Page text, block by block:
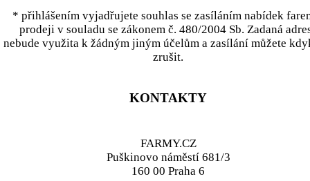
* přihlášením vyjadřujete souhlas se zasíláním nabídek
prodeji v souladu se zákonem č. 480/2004 Sb. Zadaná
nebude využita k žádným jiným účelům a zasílání můžete
zrušit.
KONTAKTY
FARMY.CZ
Puškinovo náměstí 681/3
160 00 Praha 6